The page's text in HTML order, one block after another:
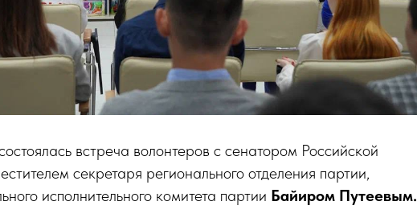
встреча волонтеров с cенатором Российской
секретаря регионального отделения партии,
исполнительного комитета партии Байиром Путеевым.